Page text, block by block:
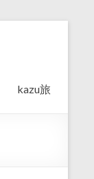
kazu旅